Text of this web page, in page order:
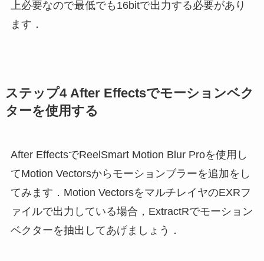
上必要なので最低でも16bitで出力する必要があり
ます．
ステップ4 After Effectsでモーションベク
ターを使用する
After EffectsでReelSmart Motion Blur Proを使用し
てMotion Vectorsからモーションブラーを追加をし
てみます．Motion VectorsをマルチレイヤのEXRフ
ァイルで出力している場合，ExtractRでモーション
ベクターを抽出してあげましょう．